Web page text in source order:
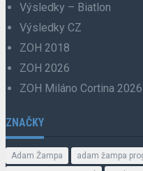
Výsledky – Biatlon
Výsledky CZ
ZOH 2018
ZOH 2026
ZOH Miláno Cortina 2026
ZNAČKY
Adam Žampa adam žampa